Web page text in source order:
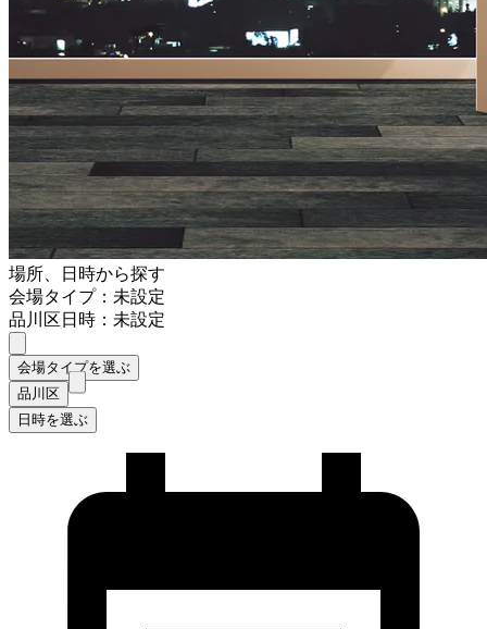
場所、日時から探す
会場タイプ：未設定
品川区日時：未設定
会場タイプを選ぶ
品川区
日時を選ぶ